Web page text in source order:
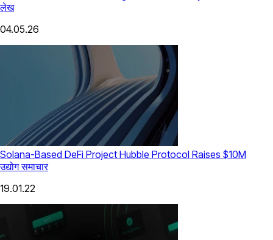
लेख
04.05.26
Solana-Based DeFi Project Hubble Protocol Raises $10M
उद्योग समाचार
19.01.22